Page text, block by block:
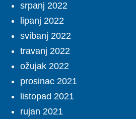
srpanj 2022
lipanj 2022
svibanj 2022
travanj 2022
ožujak 2022
prosinac 2021
listopad 2021
rujan 2021